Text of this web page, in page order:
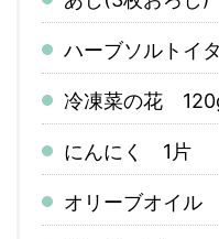
ハーブソルトイ
冷凍菜の花
にんにく 1片
オリーブオイル